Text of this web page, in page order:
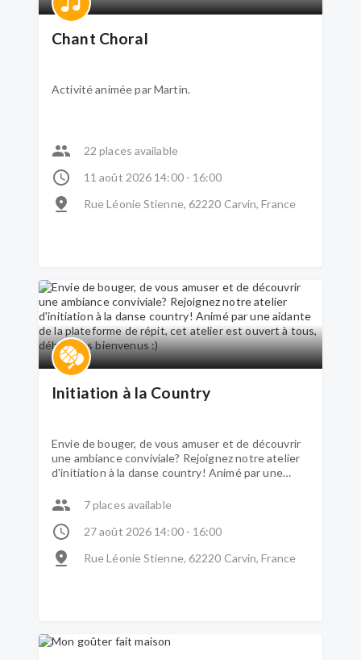
Chant Choral
Activité animée par Martin.
22 places available
11 août 2026 14:00 - 16:00
Rue Léonie Stienne, 62220 Carvin, France
Initiation à la Country
Envie de bouger, de vous amuser et de découvrir
une ambiance conviviale? Rejoignez notre atelier
d'initiation à la danse country! Animé par une
ouvert à tous, débutants bienvenus :)
7 places available
27 août 2026 14:00 - 16:00
Rue Léonie Stienne, 62220 Carvin, France